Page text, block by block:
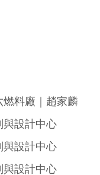
料廠｜趙家麟
與設計中心
與設計中心
與設計中心